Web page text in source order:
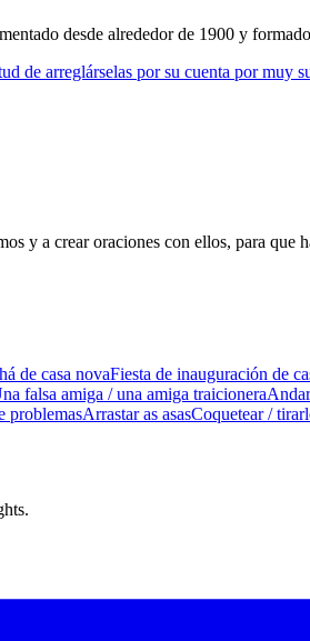
desde alrededor de 1900 y
arreglárselas por su cuenta por muy
y a crear oraciones con ellos, para que
de casa novaFiesta de inauguración de
falsa amiga / una amiga traicionera
problemasArrastar as asasCoquetear /